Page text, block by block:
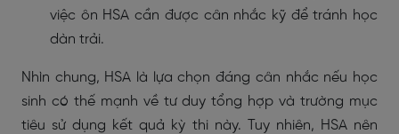
việc ôn HSA cần được cân nhắc kỹ để tránh học
dàn trải.
Nhìn chung, HSA là lựa chọn đáng cân nhắc nếu học
sinh có thế mạnh về tư duy tổng hợp và trường mục
tiêu sử dụng kết quả kỳ thi này. Tuy nhiên, HSA nên